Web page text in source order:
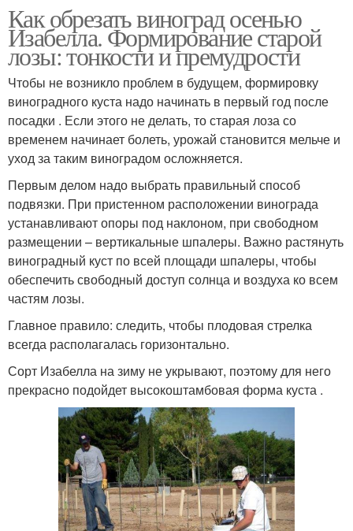
Как обрезать виноград осенью
Изабелла. Формирование старой
лозы: тонкости и премудрости
Чтобы не возникло проблем в будущем, формировку
виноградного куста надо начинать в первый год после
посадки . Если этого не делать, то старая лоза со
временем начинает болеть, урожай становится мельче и
уход за таким виноградом осложняется.
Первым делом надо выбрать правильный способ
подвязки. При пристенном расположении винограда
устанавливают опоры под наклоном, при свободном
размещении – вертикальные шпалеры. Важно растянуть
виноградный куст по всей площади шпалеры, чтобы
обеспечить свободный доступ солнца и воздуха ко всем
частям лозы.
Главное правило: следить, чтобы плодовая стрелка
всегда располагалась горизонтально.
Сорт Изабелла на зиму не укрывают, поэтому для него
прекрасно подойдет высокоштамбовая форма куста .